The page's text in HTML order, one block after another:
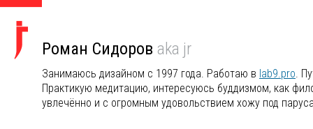
Роман Сидоров aka jr
Занимаюсь дизайном с 1997 года. Работаю в lab9.pro.
Практикую медитацию, интересуюсь буддизмом, как
увлечённо и с огромным удовольствием хожу под